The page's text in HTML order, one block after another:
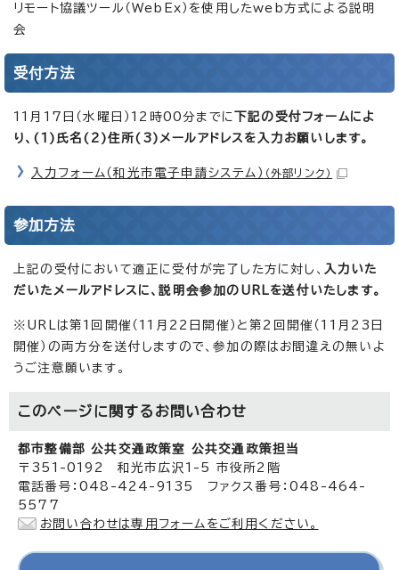
リモート協議ツール（WebEx）を使用したweb方式による説明
会
受付方法
11月17日（水曜日）12時00分までに 下記の受付フォームによ
り、(1)氏名(2)住所(3)メールアドレスを入力お願いします。
入力フォーム（和光市電子申請システム） （外部リンク）
参加方法
上記の受付において適正に受付が完了した方に対し、 入力いた
だいたメールアドレスに、説明会参加のURLを送付いたします。
※URLは第1回開催（11月22日開催）と第2回開催（11月23日
開催）の両方分を送付しますので、参加の際はお間違えの無いよ
うご注意願います。
このページに関する お問い合わせ
都市整備部 公共交通政策室 公共交通政策担当
〒351-0192 和光市広沢1-5 市役所2階
電話番号：048-424-9135 ファクス番号：048-464-
5577
お問い合わせは専用フォームをご利用ください。